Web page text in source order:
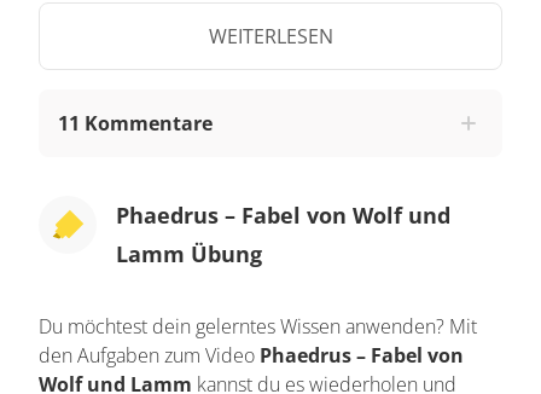
oder von Kaiser Tiberius freigelassen. Seine
schriftstellerische Tätigkeit beginnt in der Zeit des
Fabelbücher veröffentlicht. Insgesamt hat er fünf
griechische Fabeldichter Aesop, der der Erfinder
der Tierfabel gewesen sein soll. Die Fabel von
sie häufig bei Phaedrus findest. In einer Fabel
verkörpern Tiere menschliche
WEITERLESEN
11 Kommentare
Phaedrus – Fabel von Wolf und
Lamm Übung
Du möchtest dein gelerntes Wissen anwenden? Mit
den Aufgaben zum Video Phaedrus – Fabel von
Wolf und Lamm kannst du es wiederholen und